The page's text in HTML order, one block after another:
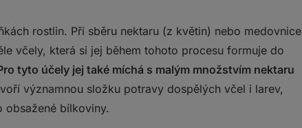
rostlin. Při sběru nektaru (z květin) nebo medovnice
včely, která si jej během tohoto procesu formuje do
tyto účely jej také míchá s malým množstvím nektaru
významnou složku potravy dospělých včel i larev,
obsažené bílkoviny.